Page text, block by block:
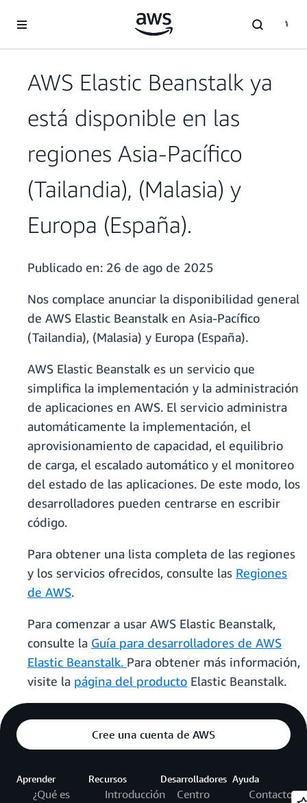
AWS Elastic Beanstalk ya
está disponible en las
regiones Asia-Pacífico
(Tailandia), (Malasia) y
Europa (España).
Publicado en: 26 de ago de 2025
Nos complace anunciar la disponibilidad general
de AWS Elastic Beanstalk en Asia-Pacífico
(Tailandia), (Malasia) y Europa (España).
AWS Elastic Beanstalk es un servicio que
simplifica la implementación y la administración
de aplicaciones en AWS. El servicio administra
automáticamente la implementación, el
aprovisionamiento de capacidad, el equilibrio
de carga, el escalado automático y el monitoreo
del estado de las aplicaciones. De este modo, los
desarrolladores pueden centrarse en escribir
código.
Para obtener una lista completa de las regiones
y los servicios ofrecidos, consulte las Regiones
de AWS.
Para comenzar a usar AWS Elastic Beanstalk,
consulte la Guía para desarrolladores de AWS
Elastic Beanstalk. Para obtener más información,
visite la página del producto Elastic Beanstalk.
Cree una cuenta de AWS
Aprender
¿Qué es
Recursos
Introducción
Desarrolladores
Centro
Ayuda
Contacto